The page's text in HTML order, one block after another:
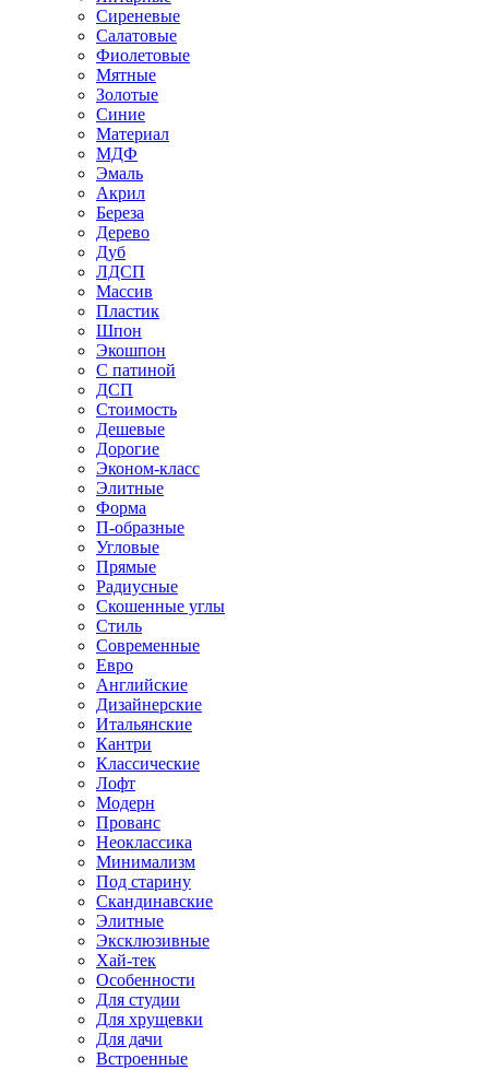
Сиреневые
Салатовые
Фиолетовые
Мятные
Золотые
Синие
Материал
МДФ
Эмаль
Акрил
Береза
Дерево
Дуб
ЛДСП
Массив
Пластик
Шпон
Экошпон
С патиной
ДСП
Стоимость
Дешевые
Дорогие
Эконом-класс
Элитные
Форма
П-образные
Угловые
Прямые
Радиусные
Скошенные углы
Стиль
Современные
Евро
Английские
Дизайнерские
Итальянские
Кантри
Классические
Лофт
Модерн
Прованс
Неоклассика
Минимализм
Под старину
Скандинавские
Элитные
Эксклюзивные
Хай-тек
Особенности
Для студии
Для хрущевки
Для дачи
Встроенные